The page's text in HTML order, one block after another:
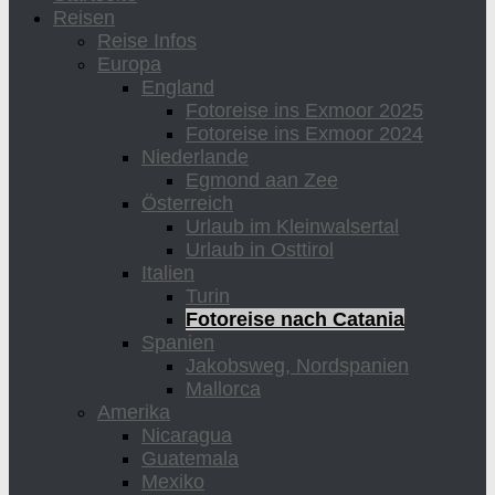
Reisen
Reise Infos
Europa
England
Fotoreise ins Exmoor 2025
Fotoreise ins Exmoor 2024
Niederlande
Egmond aan Zee
Österreich
Urlaub im Kleinwalsertal
Urlaub in Osttirol
Italien
Turin
Fotoreise nach Catania
Spanien
Jakobsweg, Nordspanien
Mallorca
Amerika
Nicaragua
Guatemala
Mexiko